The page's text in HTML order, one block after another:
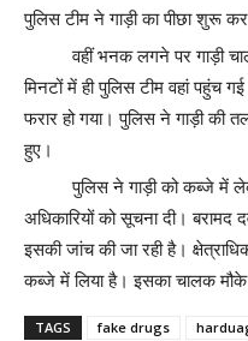
पुलिस टीम ने गाड़ी का पीछा शुरू कर
वहीं भनक लगने पर गाड़ी
मिनटों में ही पुलिस टीम वहां पहुंच
फरार हो गया। पुलिस ने गाड़ी की
हुए।
पुलिस ने गाड़ी को कब्जे में
अधिकारियों को सूचना दी। बरामद
इसकी जांच की जा रही है।
कब्जे में लिया है। इसका चालक मौके
TAGS fake drugs